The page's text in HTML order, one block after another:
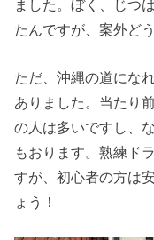
ました。ぼく、じつ
たんですが、案外ど
ただ、沖縄の道にな
ありました。当たり
の人は多いですし、
もおります。熟練ド
すが、初心者の方は
ょう！